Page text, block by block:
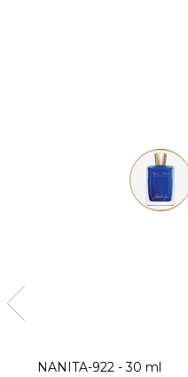
NANITA-922 - 30 ml